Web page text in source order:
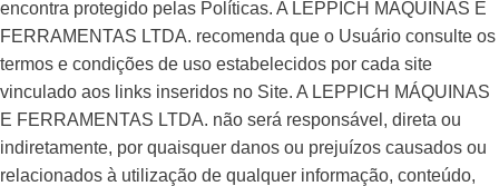
encontra protegido pelas Políticas. A LEPPICH MÁQUINAS E
FERRAMENTAS LTDA. recomenda que o Usuário consulte os
termos e condições de uso estabelecidos por cada site
vinculado aos links inseridos no Site. A LEPPICH MÁQUINAS
E FERRAMENTAS LTDA. não será responsável, direta ou
indiretamente, por quaisquer danos ou prejuízos causados ou
relacionados à utilização de qualquer informação, conteúdo,